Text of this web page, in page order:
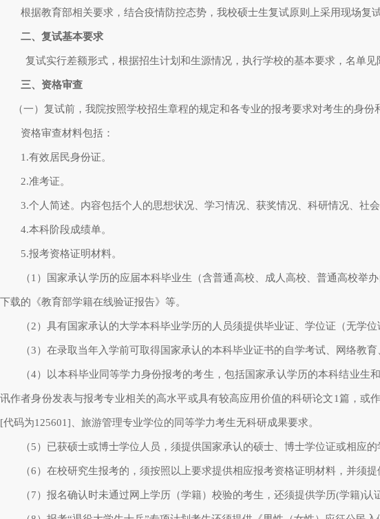
根据教育部相关要求，结合疫情防控态势，我校硕士生复试原则上采用现场复
二、复试基本要求
复试实行差额形式，根据招生计划和生源情况，执行学校的基本要求，名单见
三、资格审查
（一）复试前，我院按照学校招生章程的规定和各专业的报考要求对考生的身
资格审查材料包括：
1.有效居民身份证。
2.准考证。
3.个人简述。内容包括个人的思想状况、学习情况、获奖情况、科研情况、社
4.本科阶段成绩单。
5.报考资格证明材料。
（1）国家承认学历的应届本科毕业生（含普通高校、成人高校、普通高校举
下载的《教育部学籍在线验证报告》等。
（2）具有国家承认的大学本科毕业学历的人员须提供毕业证、学位证（无学
（3）在录取当年入学前可取得国家承认的本科毕业证书的自学考试、网络教
（4）以本科毕业同等学力身份报考的考生，包括国家承认学历的本科结业
讯作者身份发表与报考专业相关的高水平或具有较高应用价值的科研论文1篇，或
[代码为125601]、旅游管理专业学位的同等学力考生无科研成果要求。
（5）已获硕士或博士学位人员，须提供国家承认的硕士、博士学位证或相应的
（6）在校研究生报考的，须按照以上要求提供相应报考资格证明材料，并须
（7）报名确认时未通过网上学历（学籍）校验的考生，还须提供学历(学籍)认